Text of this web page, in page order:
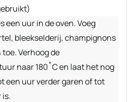
een uur in de oven. Voeg
bleekselderij, champignons
Verhoog de
naar 180˚C en laat het nog
een uur verder garen of tot
is.